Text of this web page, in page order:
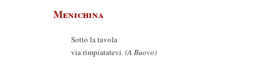
Menichina
Sotto la tavola
via rimpiatatevi.(A Buovo)